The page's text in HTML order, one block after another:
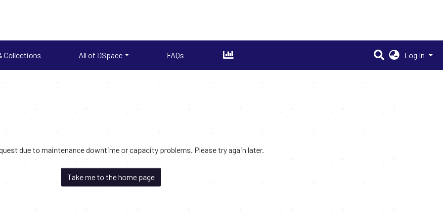
Collections All of DSpace FAQs Log In
due to maintenance downtime or capacity problems. Please try again later.
Take me to the home page